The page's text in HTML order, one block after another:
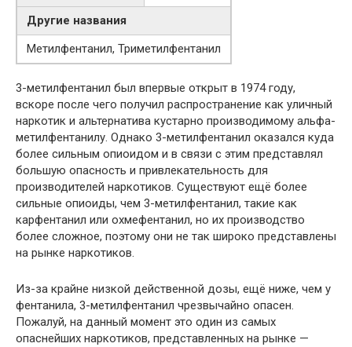
Другие названия
Метилфентанил, Триметилфентанил
3-метилфентанил был впервые открыт в 1974 году,
вскоре после чего получил распространение как уличный
наркотик и альтернатива кустарно производимому альфа-
метилфентанилу. Однако 3-метилфентанил оказался куда
более сильным опиоидом и в связи с этим представлял
большую опасность и привлекательность для
производителей наркотиков. Существуют ещё более
сильные опиоиды, чем 3-метилфентанил, такие как
карфентанил или охмефентанил, но их производство
более сложное, поэтому они не так широко представлены
на рынке наркотиков.
Из-за крайне низкой действенной дозы, ещё ниже, чем у
фентанила, 3-метилфентанил чрезвычайно опасен.
Пожалуй, на данный момент это один из самых
опаснейших наркотиков, представленных на рынке —